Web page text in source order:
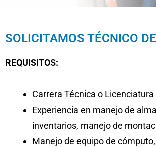
SOLICITAMOS TÉCNICO
REQUISITOS:
Carrera Técnica o Licenciatura
Experiencia en manejo de
inventarios, manejo de
Manejo de equipo de